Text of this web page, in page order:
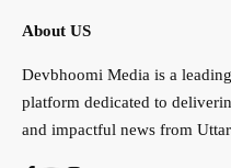
About US
Devbhoomi Media is a
platform dedicated to
and impactful news from